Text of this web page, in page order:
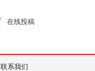
在线投稿
联系我们